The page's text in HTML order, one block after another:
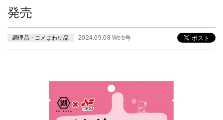
発売
調理品・コメまわり品 2024.09.08 Web号